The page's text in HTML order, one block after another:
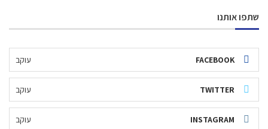
שתפו אותנו
FACEBOOK עוקב
TWITTER עוקב
INSTAGRAM עוקב